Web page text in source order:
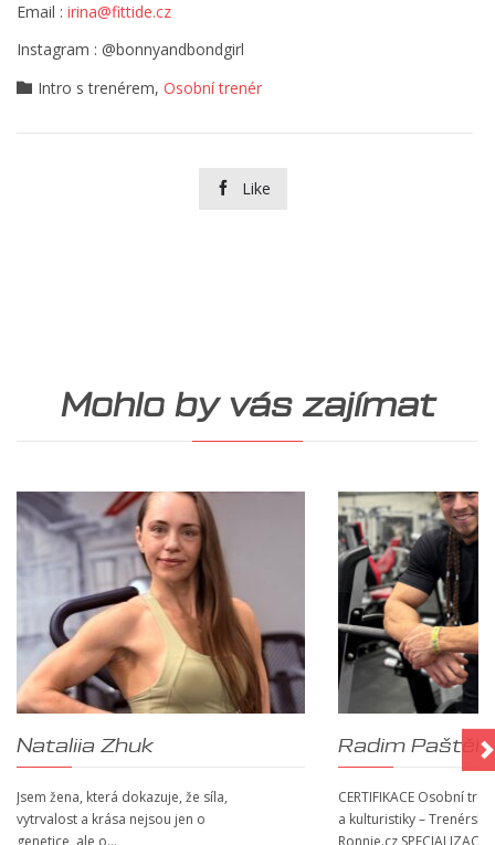
Email : irina@fittide.cz
Instagram : @bonnyandbondgirl
 Category
Intro s trenérem, Osobní trenér
 Like
Mohlo by vás zajímat
Nataliia Zhuk
Jsem žena, která dokazuje, že síla,
vytrvalost a krása nejsou jen o
genetice, ale o…
Radim
CERTIFIKACE Osobní
a kulturistiky –
Ronnie.cz SPECIALIZACE